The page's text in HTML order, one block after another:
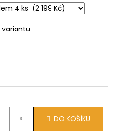
variantu
DO KOŠÍKU